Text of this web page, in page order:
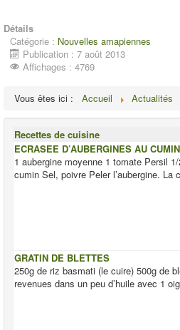
Détails
Catégorie : Nouvelles amapiennes
Publication : 7 août 2013
Affichages : 4769
Vous êtes ici : Accueil Actualités
Recettes de cuisine
ECRASEE D’AUBERGINES AU CUMIN
1 aubergine moyenne 1 tomate Persil
cumin Sel, poivre Peler l’aubergine. La
GRATIN DE BLETTES
250g de riz basmati (le cuire) 500g de
revenues dans un peu d’huile avec 1